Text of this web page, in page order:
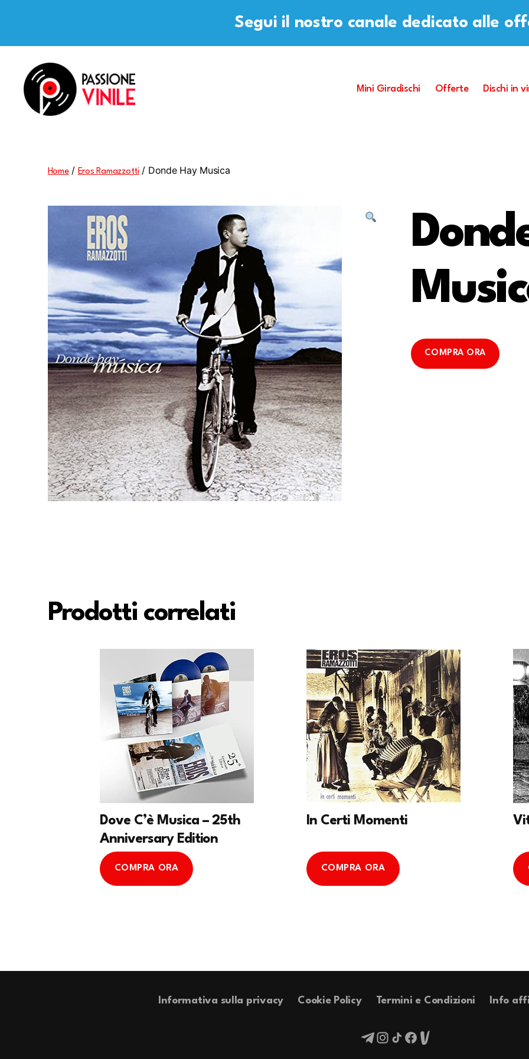
Segui il nostro canale dedicato alle
Mini Giradischi Offerte Dischi in
Home/ Eros Ramazzotti / Donde Hay Musica
COMPRA ORA
Prodotti correlati
Dove C’è Musica – 25th
Anniversary Edition
COMPRA ORA
In Certi Momenti
COMPRA ORA
Informativa sulla privacy Cookie Policy Termini e Condizioni Info